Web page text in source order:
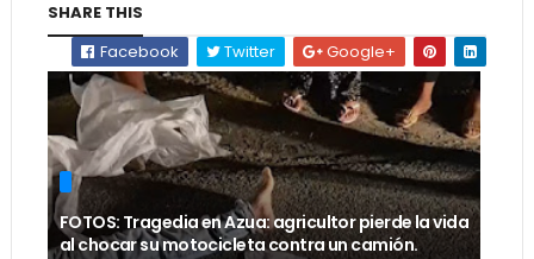
SHARE THIS
Facebook
Twitter Google+
FOTOS: Tragedia en Azua: agricultor pierde la vida
al chocar su motocicleta contra un camión.